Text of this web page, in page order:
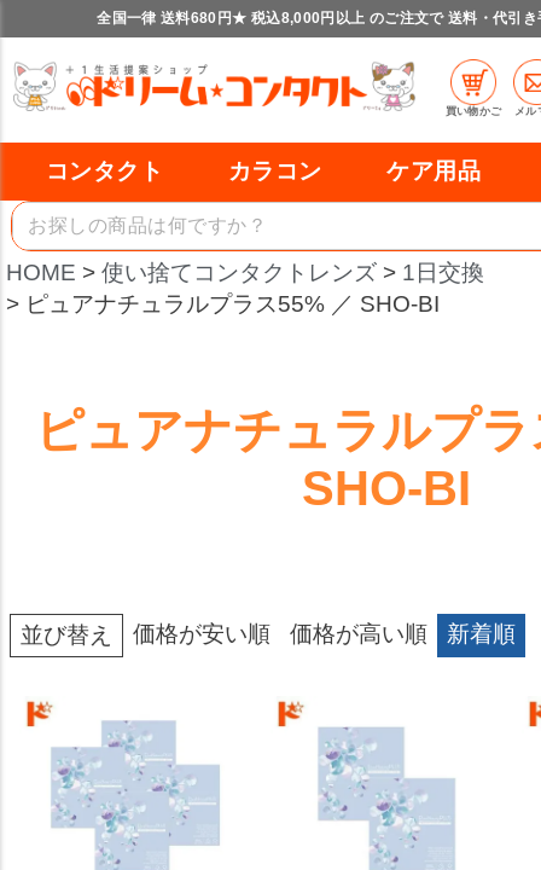
全国一律 送料680円★ 税込8,000円以上 のご注文で 送料・代引き
買い物かご メル
コンタクト カラコン ケア用品
HOME 使い捨てコンタクトレンズ
1日交換
ピュアナチュラルプラス55% ／ SHO-BI
ピュアナチュラルプ
SHO-BI
並び替え 価格が安い順 価格が高い順 新着順